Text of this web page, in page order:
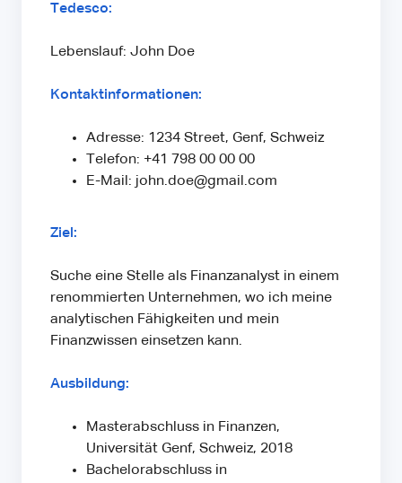
Tedesco:
Lebenslauf: John Doe
Kontaktinformationen:
Adresse: 1234 Street, Genf, Schweiz
Telefon: +41 798 00 00 00
E-Mail: john.doe@gmail.com
Ziel:
Suche eine Stelle als Finanzanalyst in einem
renommierten Unternehmen, wo ich meine
analytischen Fähigkeiten und mein
Finanzwissen einsetzen kann.
Ausbildung:
Masterabschluss in Finanzen,
Universität Genf, Schweiz, 2018
Bachelorabschluss in